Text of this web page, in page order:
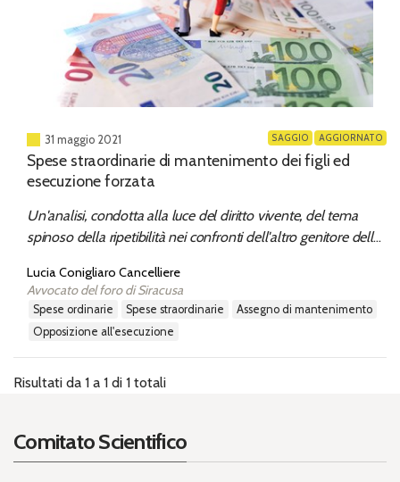
31 maggio 2021 AGGIORNATO
SAGGIO
Spese straordinarie di mantenimento dei figli ed
esecuzione forzata
Un'analisi, condotta alla luce del diritto vivente, del tema
spinoso della ripetibilità nei confronti dell'altro genitore delle
affidatario esclusivo del figlio minore. L'allargamento dei limiti
di utilizzabilità a tal fine del titolo esecutivo originario
Lucia Conigliaro Cancelliere
Avvocato del foro di Siracusa
spese ordinarie spese straordinarie
assegno di mantenimento
opposizione all'esecuzione
Risultati da 1 a 1 di 1 totali
Comitato Scientifico